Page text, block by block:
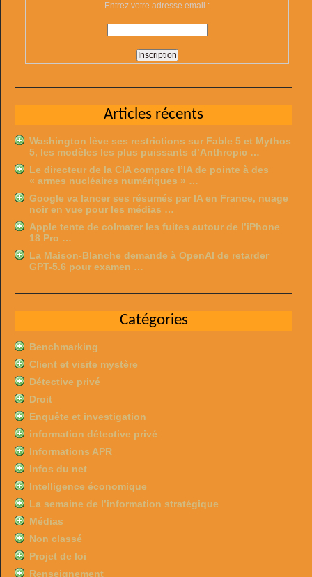
Entrez votre adresse email :
Articles récents
Washington lève ses restrictions sur Fable 5 et Mythos
5, les modèles les plus puissants d’Anthropic …
Le directeur de la CIA compare l’IA de pointe à des
« armes nucléaires numériques » …
Google va lancer ses résumés par IA en France, nuage
noir en vue pour les médias …
Apple tente de colmater les fuites autour de l’iPhone
18 Pro …
La Maison-Blanche demande à OpenAI de retarder
GPT-5.6 pour examen …
Catégories
Benchmarking
Client et visite mystère
Détective privé
Droit
Enquête et investigation
information détective privé
Informations APR
Infos du net
Intelligence économique
La semaine de l’information stratégique
Médias
Non classé
Projet de loi
Renseignement